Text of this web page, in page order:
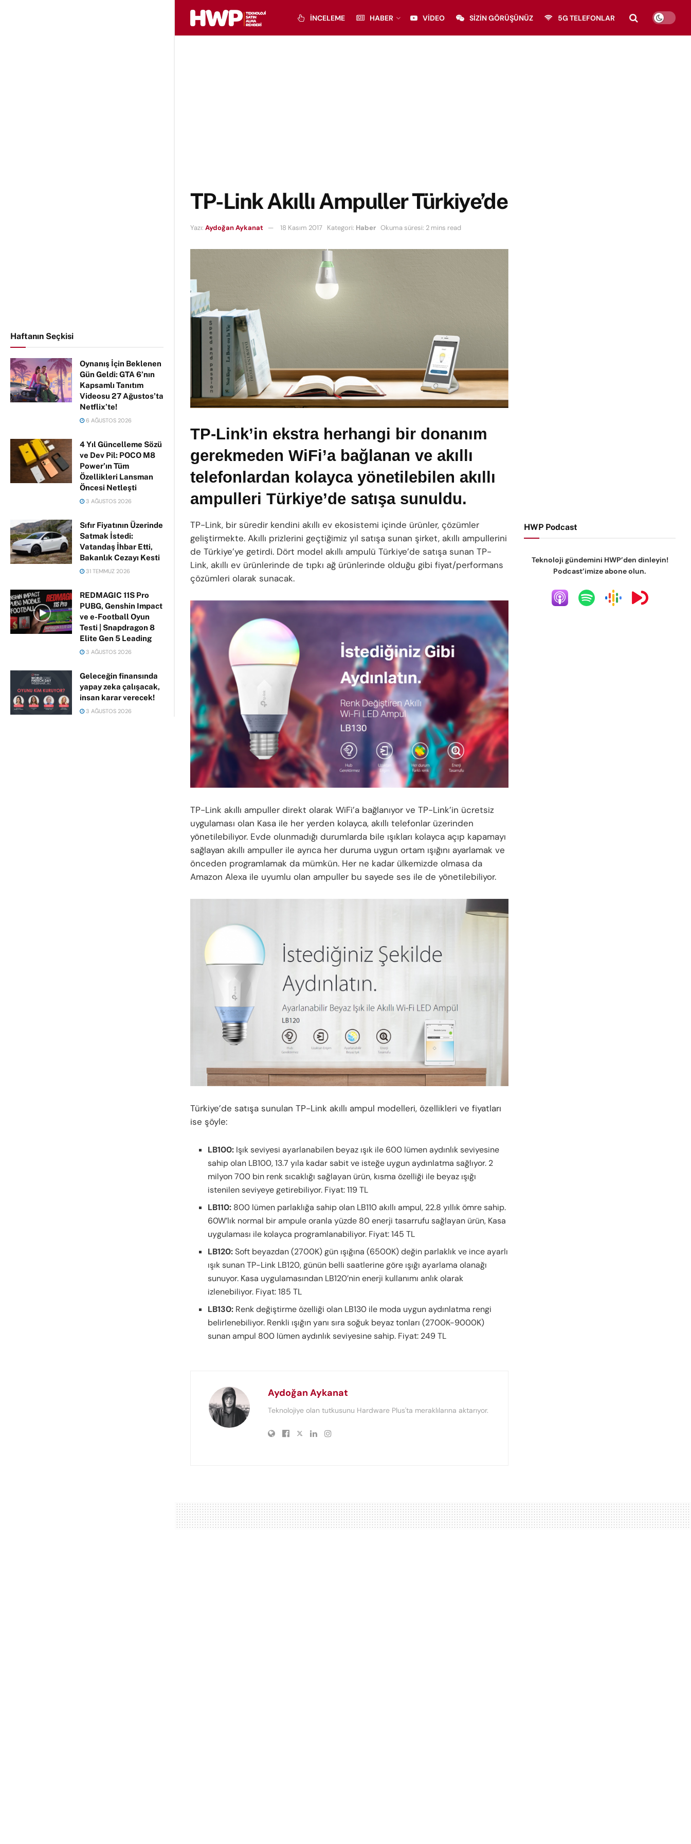
Haftanın Seçkisi
Oynanış İçin Beklenen
Gün Geldi: GTA 6’nın
Kapsamlı Tanıtım
Videosu 27 Ağustos’ta
Netflix’te!
6 AĞUSTOS 2026
4 Yıl Güncelleme Sözü
ve Dev Pil: POCO M8
Power’ın Tüm
Özellikleri Lansman
Öncesi Netleşti
3 AĞUSTOS 2026
Sıfır Fiyatının Üzerinde
Satmak İstedi:
Vatandaş İhbar Etti,
Bakanlık Cezayı Kesti
31 TEMMUZ 2026
REDMAGIC 11S Pro
PUBG, Genshin Impact
ve e-Football Oyun
Testi | Snapdragon 8
Elite Gen 5 Leading
3 AĞUSTOS 2026
Geleceğin finansında
yapay zeka çalışacak,
insan karar verecek!
3 AĞUSTOS 2026
İNCELEME HABER VIDEO SIZIN GÖRÜŞÜNÜZ 5G TELEFONLAR
TP-Link Akıllı Ampuller Türkiye’de
Yazı: Aydoğan Aykanat 18 Kasım 2017 Kategori: Haber Okuma süresi: 2 mins read
TP-Link’in ekstra herhangi bir donanım
gerekmeden WiFi’a bağlanan ve akıllı
telefonlardan kolayca yönetilebilen akıllı
ampulleri Türkiye’de satışa sunuldu.
TP-Link, bir süredir kendini akıllı ev ekosistemi içinde ürünler, çözümler
geliştirmekte. Akıllı prizlerini geçtiğimiz yıl satışa sunan şirket, akıllı ampullerini
de Türkiye’ye getirdi. Dört model akıllı ampulü Türkiye’de satışa sunan TP-
Link, akıllı ev ürünlerinde de tıpkı ağ ürünlerinde olduğu gibi fiyat/performans
çözümleri olarak sunacak.
TP-Link akıllı ampuller direkt olarak WiFi’a bağlanıyor ve TP-Link’in ücretsiz
uygulaması olan Kasa ile her yerden kolayca, akıllı telefonlar üzerinden
yönetilebiliyor. Evde olunmadığı durumlarda bile ışıkları kolayca açıp kapamayı
sağlayan akıllı ampuller ile ayrıca her duruma uygun ortam ışığını ayarlamak ve
önceden programlamak da mümkün. Her ne kadar ülkemizde olmasa da
Amazon Alexa ile uyumlu olan ampuller bu sayede ses ile de yönetilebiliyor.
Türkiye’de satışa sunulan TP-Link akıllı ampul modelleri, özellikleri ve fiyatları
ise şöyle:
LB100: Işık seviyesi ayarlanabilen beyaz ışık ile 600 lümen aydınlık seviyesine
sahip olan LB100, 13.7 yıla kadar sabit ve isteğe uygun aydınlatma sağlıyor. 2
milyon 700 bin renk sıcaklığı sağlayan ürün, kısma özelliği ile beyaz ışığı
istenilen seviyeye getirebiliyor. Fiyat: 119 TL
LB110: 800 lümen parlaklığa sahip olan LB110 akıllı ampul, 22.8 yıllık ömre sahip.
60W’lık normal bir ampule oranla yüzde 80 enerji tasarrufu sağlayan ürün, Kasa
uygulaması ile kolayca programlanabiliyor. Fiyat: 145 TL
LB120:Soft beyazdan (2700K) gün ışığına (6500K) değin parlaklık ve ince ayarlı
ışık sunan TP-Link LB120, günün belli saatlerine göre ışığı ayarlama olanağı
sunuyor. Kasa uygulamasından LB120’nin enerji kullanımı anlık olarak
izlenebiliyor. Fiyat: 185 TL
LB130: Renk değiştirme özelliği olan LB130 ile moda uygun aydınlatma rengi
belirlenebiliyor. Renkli ışığın yanı sıra soğuk beyaz tonları (2700K-9000K)
sunan ampul 800 lümen aydınlık seviyesine sahip. Fiyat: 249 TL
Aydoğan Aykanat
Teknolojiye olan tutkusunu Hardware Plus'ta meraklılarına aktarıyor.
HWP Podcast
Teknoloji gündemini HWP’den dinleyin!
Podcast’imize abone olun.